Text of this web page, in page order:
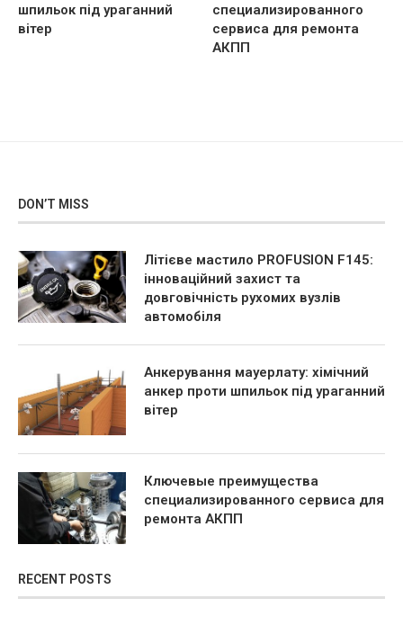
шпильок під ураганний
вітер
специализированного
сервиса для ремонта
АКПП
DON’T MISS
Літієве мастило PROFUSION F145:
інноваційний захист та
довговічність рухомих вузлів
автомобіля
Анкерування мауерлату: хімічний
анкер проти шпильок під ураганний
вітер
Ключевые преимущества
специализированного сервиса для
ремонта АКПП
RECENT POSTS